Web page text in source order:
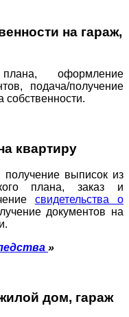
на гараж,
оформление
подача/получение
собственности.
квартиру
получение выписок из
плана, заказ и
свидетельства о
документов на
»
дом, гараж